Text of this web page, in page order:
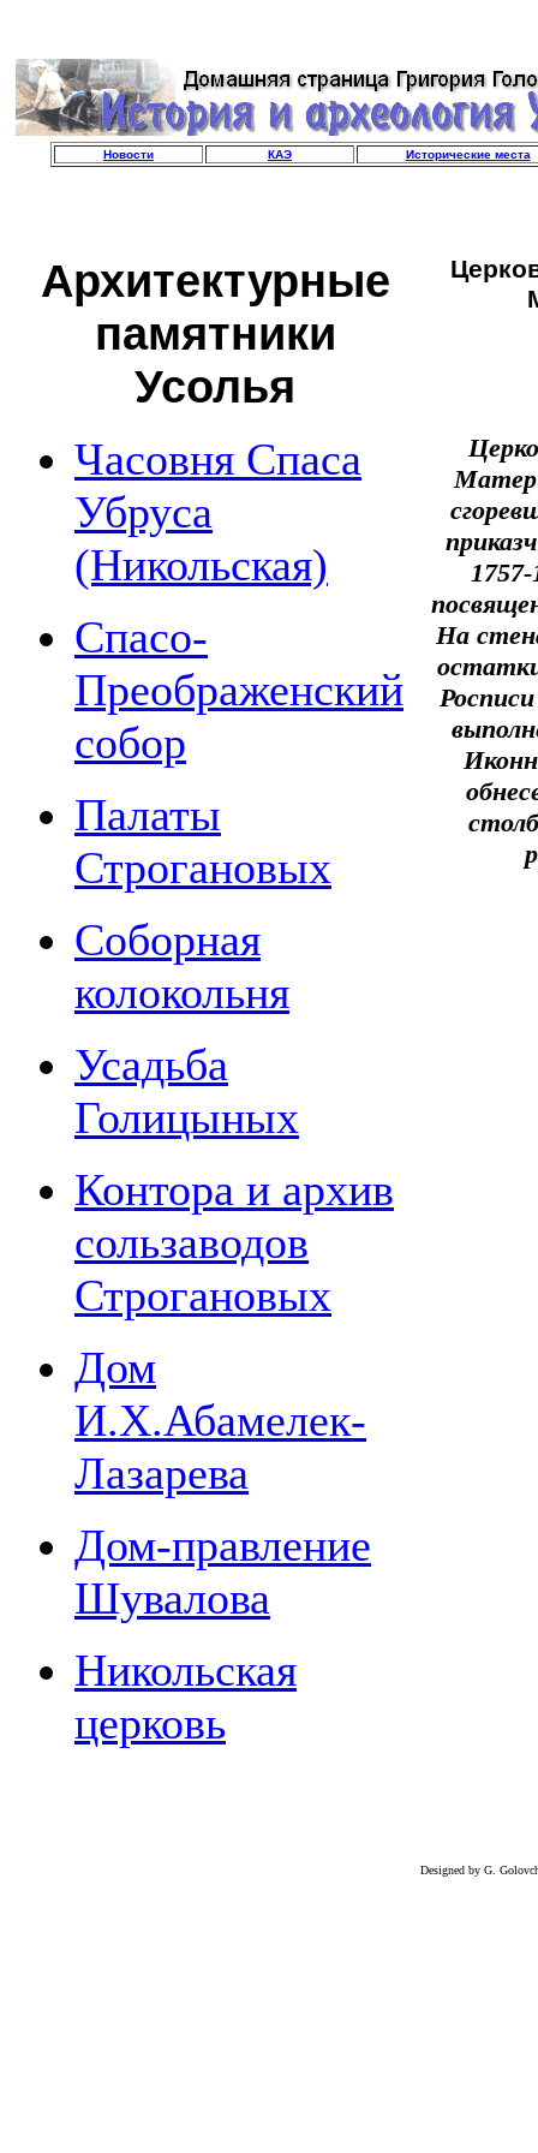
Новости КАЭ Исторические места
Архитектурные
памятники
Усолья
Часовня Спаса
Убруса
(Никольская)
Спасо-
Преображенский
собор
Палаты
Строгановых
Соборная
колокольня
Усадьба
Голицыных
Контора и архив
сользаводов
Строгановых
Дом
И.Х.Абамелек-
Лазарева
Дом-правление
Шувалова
Никольская
церковь
На
Designed by G.